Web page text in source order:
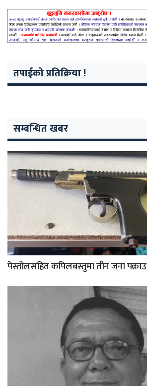
तपाईको प्रतिक्रिया !
सम्बन्धित खबर
पेस्तोलसहित कपिलबस्तुमा तीन जना पक्राउ